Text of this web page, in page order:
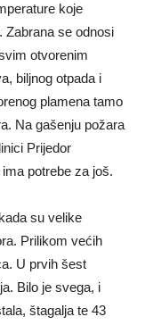
koje
Zabrana se odnosi
otvorenim
biljnog otpada i
plamena tamo
Na gašenju požara
Prijedor
potrebe za još.
su velike
Prilikom većih
U prvih šest
Bilo je svega, i
štagalja te 43